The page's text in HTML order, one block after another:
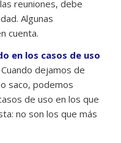
reuniones, debe
Algunas
cuenta.
en los casos de uso
Cuando dejamos de
saco, podemos
de uso en los que
no son los que más